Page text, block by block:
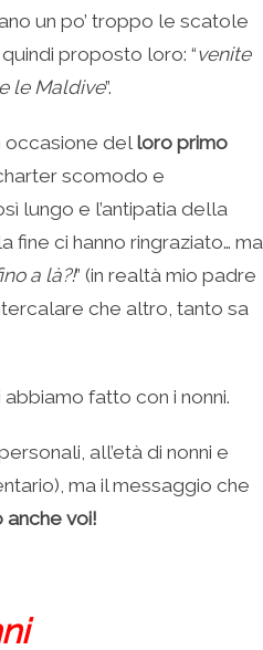
un po’ troppo le scatole
proposto loro: “venite
le Maldive”.
occasione del loro primo
scomodo e
lungo e l’antipatia della
fine ci hanno ringraziato… ma
a là?!” (in realtà mio padre
che altro, tanto sa
fatto con i nonni.
all’età di nonni e
ma il messaggio che
anche voi!